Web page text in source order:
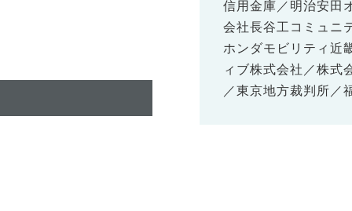
信用金庫／明治安田
会社長谷工コミュニ
ホンダモビリティ近
ィブ株式会社／株式
／東京地方裁判所